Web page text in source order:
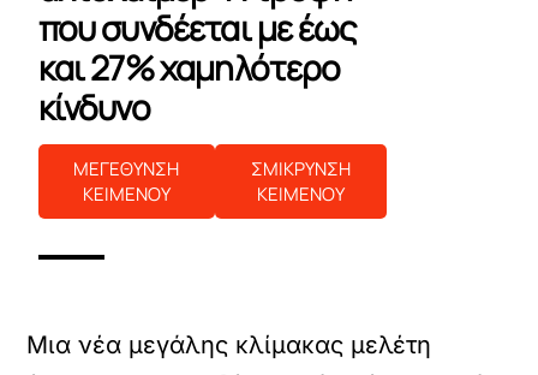
που συνδέεται με έως
και 27% χαμηλότερο
κίνδυνο
ΜΕΓΕΘΥΝΣΗ
ΚΕΙΜΕΝΟΥ
ΣΜΙΚΡΥΝΣΗ
ΚΕΙΜΕΝΟΥ
Μια νέα μεγάλης κλίμακας μελέτη